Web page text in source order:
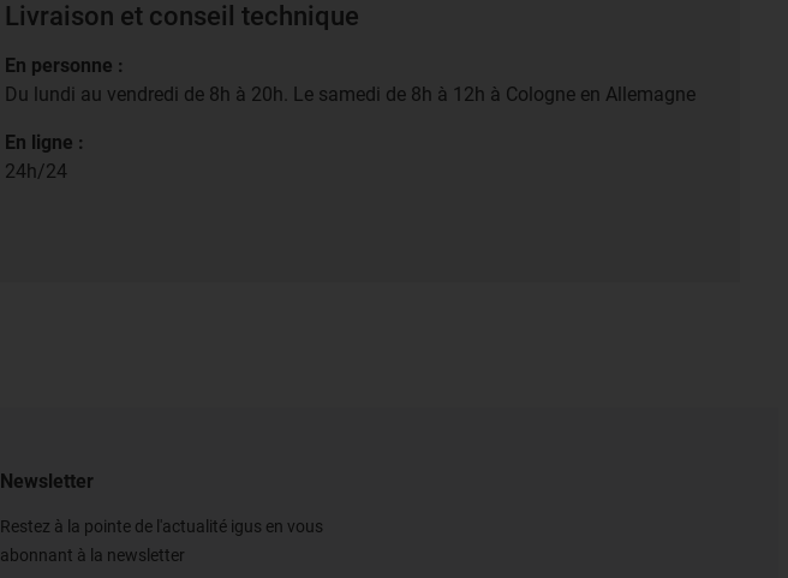
Livraison et conseil technique
En personne :
Du lundi au vendredi de 8h à 20h. Le samedi de 8h à 12h à Cologne en Allemagne
En ligne :
24h/24
Newsletter
Restez à la pointe de l'actualité igus en vous
abonnant à la newsletter